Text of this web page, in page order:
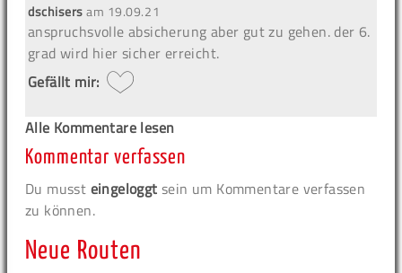
dschisersam 19.09.21
anspruchsvolle absicherung aber gut zu gehen. der 6.
grad wird hier sicher erreicht.
Gefällt mir:
Alle Kommentare lesen
Kommentar verfassen
Du musst eingeloggt sein um Kommentare verfassen
zu können.
Neue Routen